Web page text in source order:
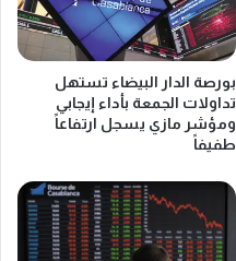
بورصة الدار البيضاء تستهل
تداولات الجمعة بأداء إيجابي
ومؤشر مازي يسجل ارتفاعاً
طفيفاً